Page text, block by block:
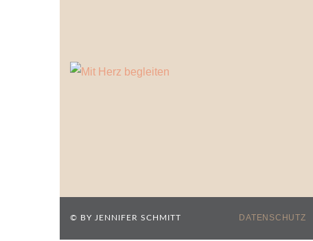
© BY JENNIFER SCHMITT DATENSCHUTZ